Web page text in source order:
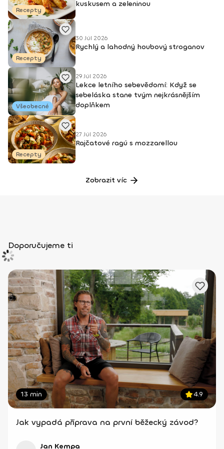
vicemiss Evropy 2003 Kontakt: Mirka Luberdová na
Facebooku WEB: mirkaluberdova.sk
Recepty
kuskusem a zeleninou
Recepty
30 Júl 2026
Rychlý a lahodný houbový stroganov
Všeobecné
29 Júl 2026
Lekce letního sebevědomí: Když se
sebeláska stane tvým nejkrásnějším
doplňkem
Recepty
27 Júl 2026
Rajčatové ragú s mozzarellou
Zobrazit víc
Doporučujeme ti
13 min 4.9
Jak vypadá příprava na první běžecký závod?
Jan Kempa